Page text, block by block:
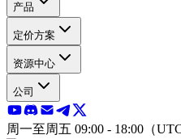
产品
定价方案
资源中心
公司
周一至周五 09:00 - 18:00（